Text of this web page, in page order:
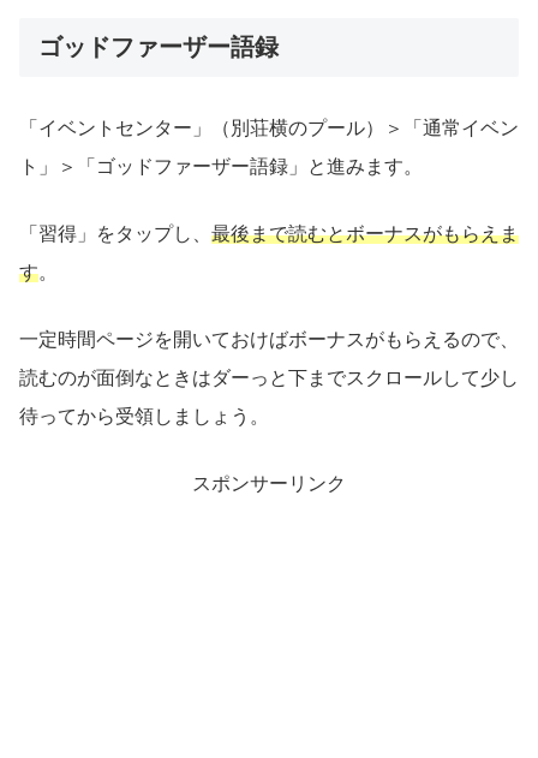
ゴッドファーザー語録
「イベントセンター」（別荘横のプール）＞「通常イベン
ト」＞「ゴッドファーザー語録」と進みます。
「習得」をタップし、 最後まで読むとボーナスがもらえま
す。
一定時間ページを開いておけばボーナスがもらえるので、
読むのが面倒なときはダーっと下までスクロールして少し
待ってから受領しましょう。
スポンサーリンク